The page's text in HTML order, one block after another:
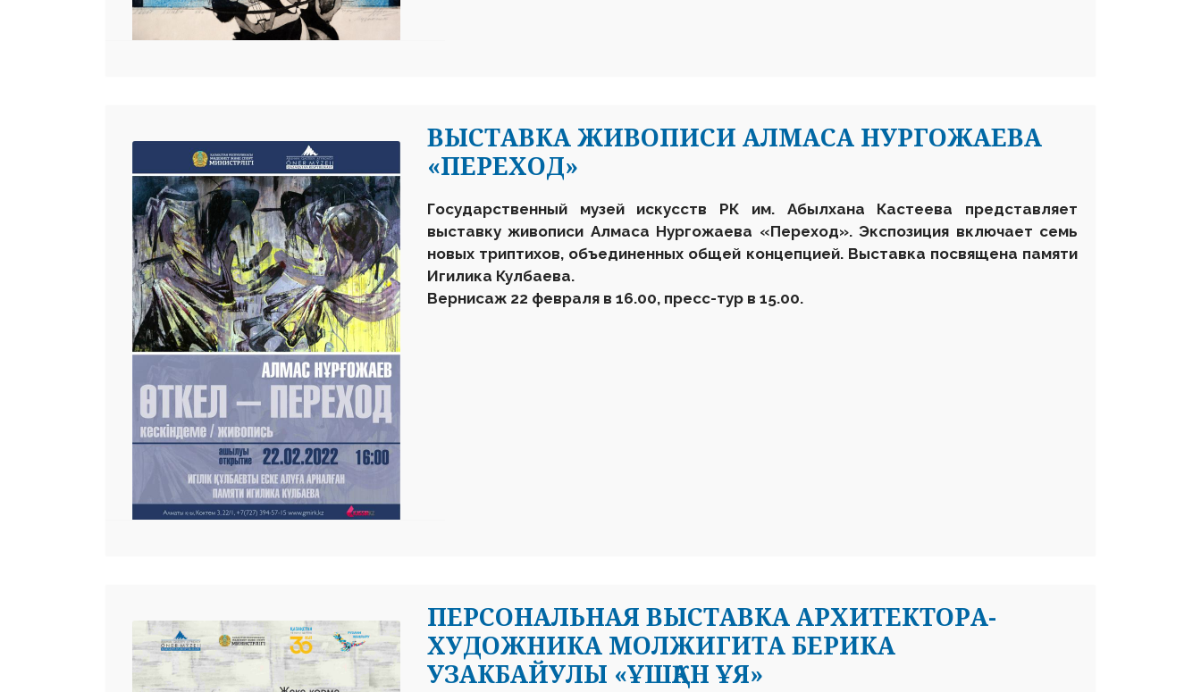
ВЫСТАВКА ЖИВОПИСИ АЛМАСА НУРГОЖАЕВА
«ПЕРЕХОД»
Государственный музей искусств РК им. Абылхана Кастеева представляет
выставку живописи Алмаса Нургожаева «Переход». Экспозиция включает семь
новых триптихов, объединенных общей концепцией. Выставка посвящена памяти
Игилика Кулбаева.
Вернисаж 22 февраля в 16.00, пресс-тур в 15.00.
ПЕРСОНАЛЬНАЯ ВЫСТАВКА АРХИТЕКТОРА-
ХУДОЖНИКА МОЛЖИГИТА БЕРИКА
УЗАКБАЙУЛЫ «ҰШҚАН ҰЯ»